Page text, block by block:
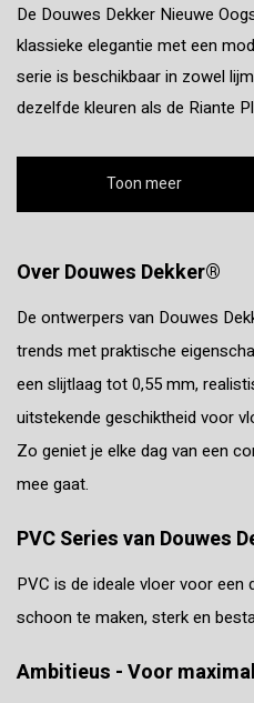
De Douwes Dekker Nieuwe
klassieke elegantie met een
serie is beschikbaar in zowel
dezelfde kleuren als de Riante
Toon meer
Over Douwes Dekker®
De ontwerpers van Douwes
trends met praktische
een slijtlaag tot 0,55 mm,
uitstekende geschiktheid voor
Zo geniet je elke dag van een
mee gaat.
PVC Series van Douwes
PVC is de ideale vloer voor een
schoon te maken, sterk en
Ambitieus - Voor